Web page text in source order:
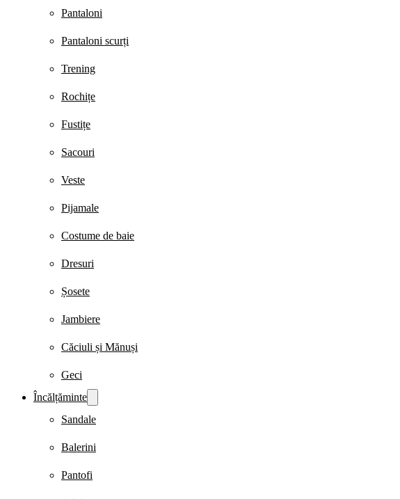
Pantaloni
Pantaloni scurți
Trening
Rochițe
Fustițe
Sacouri
Veste
Pijamale
Costume de baie
Dresuri
Șosete
Jambiere
Căciuli și Mănuși
Geci
Încălțăminte
Sandale
Balerini
Pantofi